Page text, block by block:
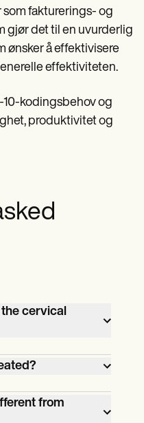
fakturerings- og
gjør det til en uvurderlig
ønsker å effektivisere
effektiviteten.
10-kodingsbehov og
produktivitet og
cervical
the
X-rays, etc.).
using ice
from